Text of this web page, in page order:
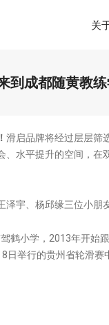
关
到成都随黄教练
滑启品牌将经过层层筛
水平提升的空间，
宇、杨邱缘三位小朋
鹤小学，2013年开始
日举行的贵州省轮滑